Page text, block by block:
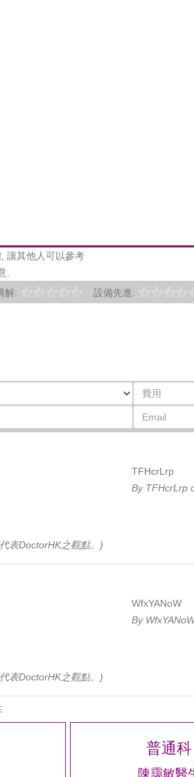
讓其他人可以參考
.
解: 設備先進:
TFHcrLrp
By TFHcrLrp
表DoctorHK之觀點。)
WfxYANoW
By
表DoctorHK之觀點。)
普通科
陳靄敏醫